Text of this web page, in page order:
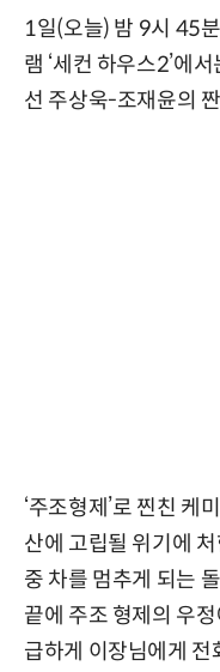
1일(오늘) 밤 9시 45
램 ‘세컨 하우스2’에
선 주상욱-조재윤의
‘주조형제’로 찐친 케
산에 고립될 위기에
중 차를 멈추게 되는
끝에 주조 형제의 우
급하게 이장님에게